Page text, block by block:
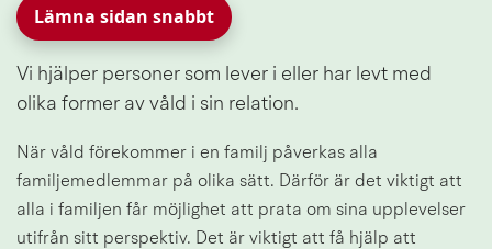
Lämna sidan snabbt
Vi hjälper personer som lever i eller har levt med
olika former av våld i sin relation.
När våld förekommer i en familj påverkas alla
familjemedlemmar på olika sätt. Därför är det viktigt att
alla i familjen får möjlighet att prata om sina upplevelser
utifrån sitt perspektiv. Det är viktigt att få hjälp att